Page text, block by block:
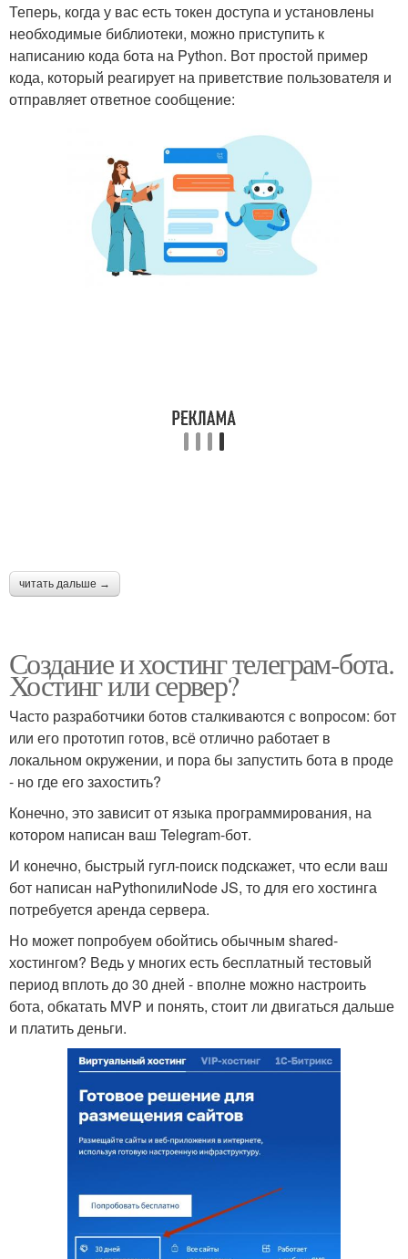
Теперь, когда у вас есть токен доступа и установлены
необходимые библиотеки, можно приступить к
написанию кода бота на Python. Вот простой пример
кода, который реагирует на приветствие пользователя и
отправляет ответное сообщение:
читать дальше →
Создание и хостинг телеграм-бота.
Хостинг или сервер?
Часто разработчики ботов сталкиваются с вопросом: бот
или его прототип готов, всё отлично работает в
локальном окружении, и пора бы запустить бота в проде
- но где его захостить?
Конечно, это зависит от языка программирования, на
котором написан ваш Telegram-бот.
И конечно, быстрый гугл-поиск подскажет, что если ваш
бот написан наPythonилиNode JS, то для его хостинга
потребуется аренда сервера.
Но может попробуем обойтись обычным shared-
хостингом? Ведь у многих есть бесплатный тестовый
период вплоть до 30 дней - вполне можно настроить
бота, обкатать MVP и понять, стоит ли двигаться дальше
и платить деньги.